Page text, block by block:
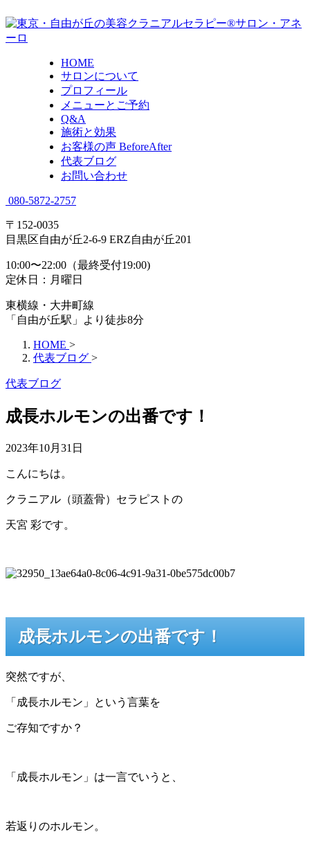
HOME
サロンについて
プロフィール
メニューとご予約
Q&A
施術と効果
お客様の声 BeforeAfter
代表ブログ
お問い合わせ
080-5872-2757
〒152-0035
目黒区自由が丘2-6-9 ERZ自由が丘201
10:00〜22:00（最終受付19:00)
定休日：月曜日
東横線・大井町線
「自由が丘駅」より徒歩8分
HOME >
代表ブログ >
代表ブログ
成長ホルモンの出番です！
2023年10月31日
こんにちは。
クラニアル（頭蓋骨）セラピストの
天宮 彩です。
成長ホルモンの出番です！
突然ですが、
「成長ホルモン」という言葉を
ご存知ですか？
「成長ホルモン」は一言でいうと、
若返りのホルモン。